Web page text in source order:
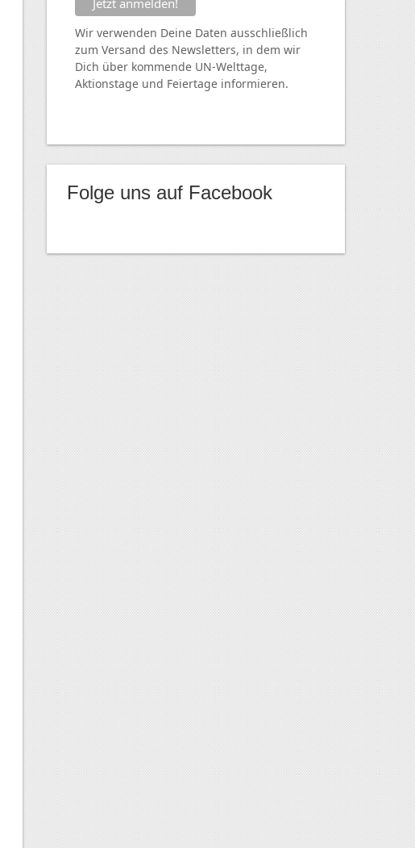
Wir verwenden Deine Daten ausschließlich
zum Versand des Newsletters, in dem wir
Dich über kommende UN-Welttage,
Aktionstage und Feiertage informieren.
Folge uns auf Facebook